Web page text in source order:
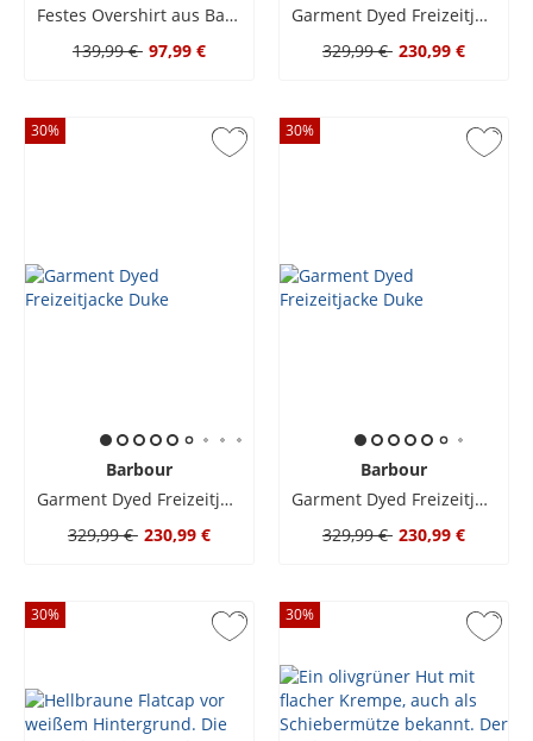
Festes Overshirt aus Baumwolle in Washed-Qualität
139,99 € 97,99 €
Garment Dyed Freizeitjacke Duke
329,99 € 230,99 €
30%
Barbour
Garment Dyed Freizeitjacke Duke
329,99 € 230,99 €
30%
Barbour
Garment Dyed Freizeitjacke Duke
329,99 € 230,99 €
30% 30%